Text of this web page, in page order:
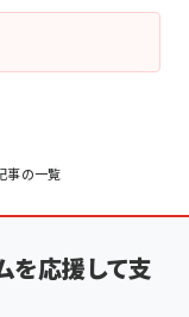
事の一覧
を応援して支